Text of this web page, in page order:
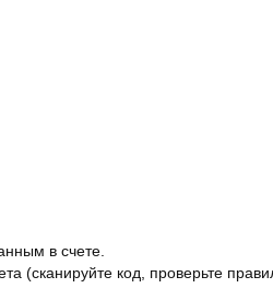
в счете.
(сканируйте код, проверьте